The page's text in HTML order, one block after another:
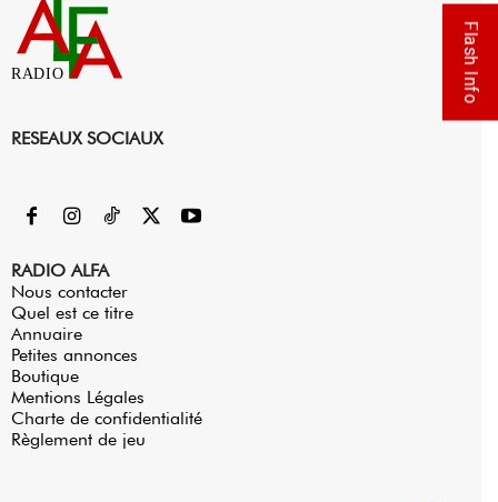
RADIO
RESEAUX SOCIAUX
RADIO ALFA
Nous contacter
Quel est ce titre
Annuaire
Petites annonces
Boutique
Mentions Légales
Charte de confidentialité
Règlement de jeu
Flash Info